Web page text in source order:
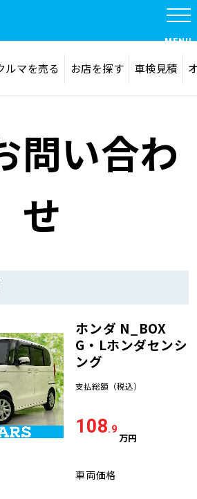
イト内検索
MENU
ニュー
ポート体制
点検・整備予約
採用情報
ルマを売る お店を探す 車検見積
問い合わ
せ
ホンダ N_BOX
G・Lホンダセンシ
ング
支払総額 （税込）
108.9
万円
車両価格